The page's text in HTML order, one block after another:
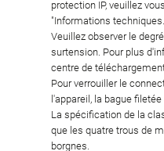
protection IP, veuillez
"Informations techniques.
Veuillez observer le
surtension. Pour plus
centre de
Pour verrouiller le
l'appareil, la bague
La spécification de la
que les quatre trous de
borgnes.